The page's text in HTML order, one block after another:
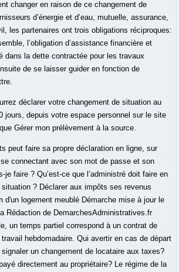
changer en raison de ce changement de
d’énergie et d’eau, mutuelle, assurance,
les partenaires ont trois obligations réciproques:
l’obligation d’assistance financière et
dans la dette contractée pour les travaux
de se laisser guider en fonction de
déclarer votre changement de situation au
jours, depuis votre espace personnel sur le site
Gérer mon prélèvement à la source.
peut faire sa propre déclaration en ligne, sur
connectant avec son mot de passe et son
je faire ? Qu’est-ce que l’administré doit faire en
? Déclarer aux impôts ses revenus
d'un logement meublé Démarche mise à jour le
Rédaction de DemarchesAdministratives.fr
un temps partiel correspond à un contrat de
hebdomadaire. Qui avertir en cas de départ
un changement de locataire aux taxes?
directement au propriétaire? Le régime de la